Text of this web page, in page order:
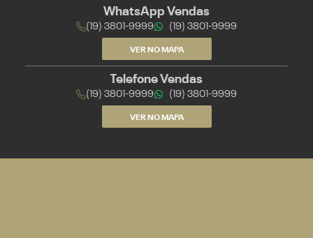
WhatsApp Vendas
(19) 3801-9999 (19) 3801-9999
VER NO MAPA
Telefone Vendas
(19) 3801-9999 (19) 3801-9999
VER NO MAPA